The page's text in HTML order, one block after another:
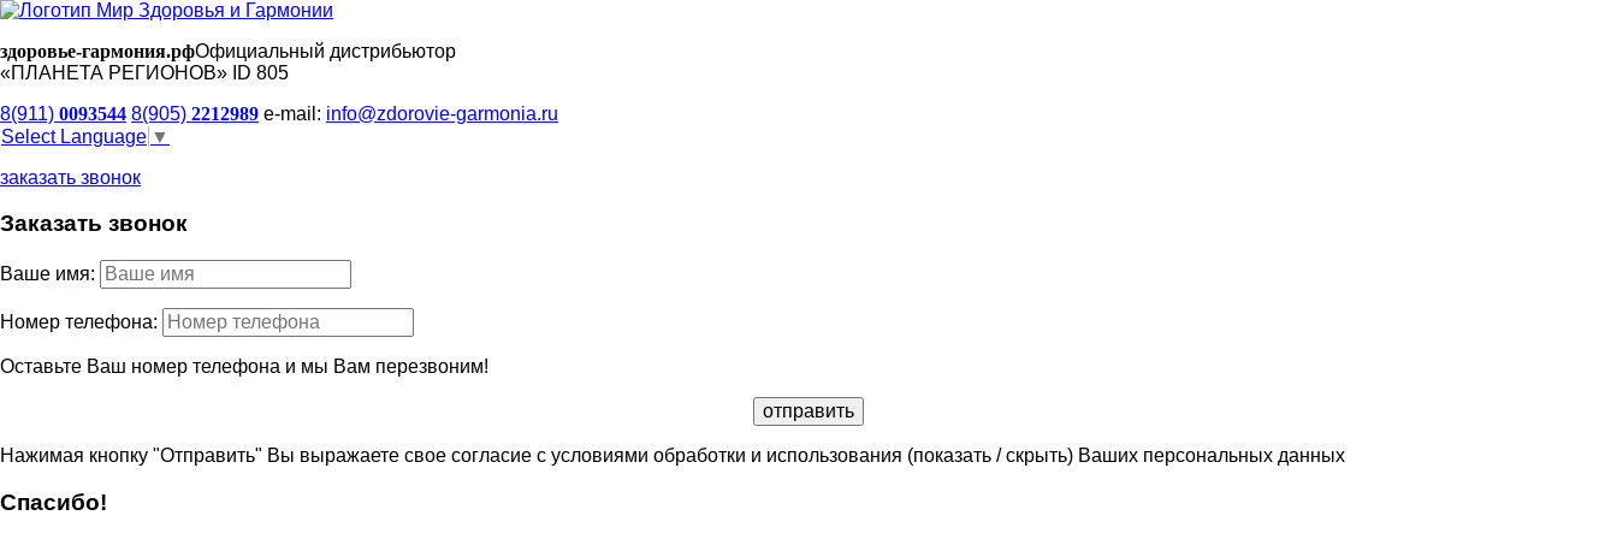
здоровье-гармония.рфОфициальный дистрибьютор
«ПЛАНЕТА РЕГИОНОВ» ID 805
8(911) 0093544 8(905) 2212989 e-mail: info@zdorovie-garmonia.ru
Select Language ▼
заказать звонок
Заказать звонок
Ваше имя:
Номер телефона:
Оставьте Ваш номер телефона и мы Вам перезвоним!
Нажимая кнопку "Отправить" Вы выражаете свое согласие с условиями обработки и использования (показать / скрыть) Ваших персональных данных
Спасибо!